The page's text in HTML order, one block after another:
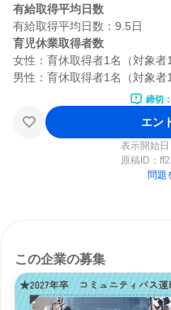
有給取得平均日数
育児休業取得者数
女性：育休取得者1名（対象者1
締切
エン
表示開始
原稿ID：
問題
この企業の募集